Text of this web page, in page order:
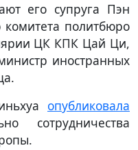
его супруга Пэн
политбюро
ЦК КПК Цай Ци,
иностранных
опубликовала
сотрудничества